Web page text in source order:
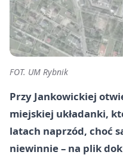
FOT. UM Rybnik
Przy Jankowickiej
miejskiej układanki,
latach naprzód, choć
niewinnie – na plik